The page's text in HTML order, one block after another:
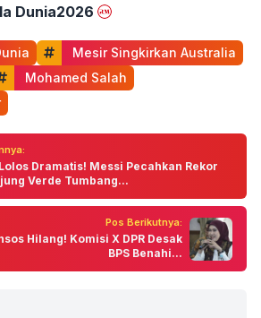
Dunia2026
Mesir Singkirkan Australia
Mohamed Salah
Dramatis! Messi Pecahkan Rekor
Verde Tumbang...
Pos Berikutnya:
Hilang! Komisi X DPR Desak
BPS Benahi...